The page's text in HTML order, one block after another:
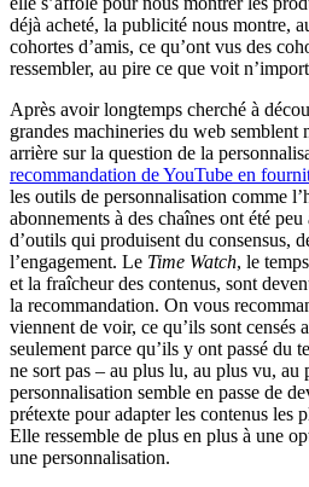
déjà acheté, la publicité nous montre,
cohortes d’amis, ce qu’ont vus des
ressembler, au pire ce que voit
Après avoir longtemps cherché à
grandes machineries du web semblent
arrière sur la question de la
recommandation de YouTube en
les outils de personnalisation comme
abonnements à des chaînes ont été
d’outils qui produisent du consensus,
l’engagement. Le Time Watch, le
et la fraîcheur des contenus, sont
la recommandation. On vous
viennent de voir, ce qu’ils sont censés
seulement parce qu’ils y ont passé du
ne sort pas – au plus lu, au plus vu,
personnalisation semble en passe de
prétexte pour adapter les contenus les
Elle ressemble de plus en plus à une
une personnalisation.